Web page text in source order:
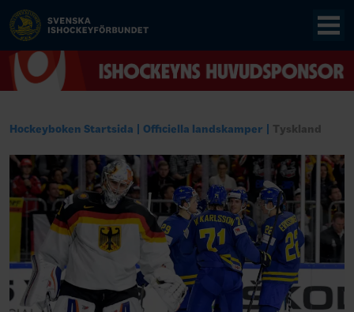
Hockeyboken Startsida Officiella landskamper Tyskland